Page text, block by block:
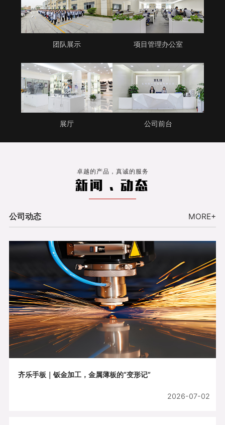
团队展示 项目管理办公室
展厅 公司前台
卓越的产品，真诚的服务
新闻 . 动态
公司动态 MORE+
齐乐手板｜钣金加工，金属薄板的“变形记”
2026-07-02